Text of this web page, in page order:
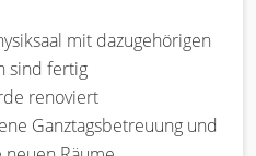
mit dazugehörigen
sind fertig
renoviert
Ganztagsbetreuung und